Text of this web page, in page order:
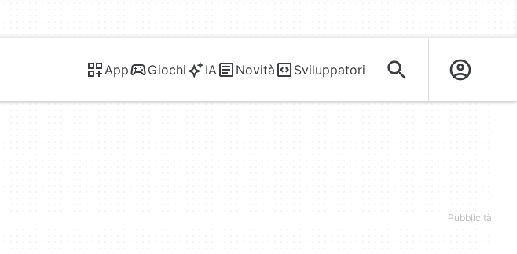
App Giochi IA Novità Sviluppatori